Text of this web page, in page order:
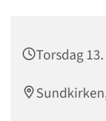
Torsdag